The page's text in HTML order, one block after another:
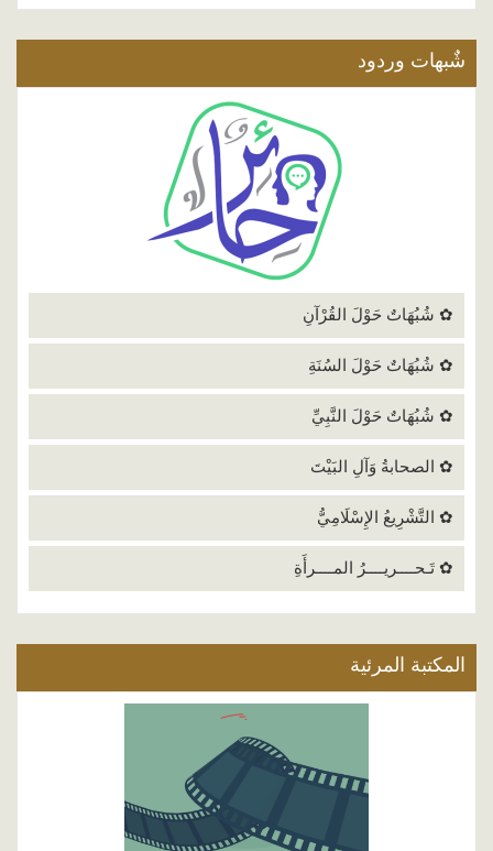
شٌبهات وردود
✿ شُبُهَاتٌ حَوْلَ القُرْآنِ
✿ شُبُهَاتٌ حَوْلَ السُنَةِ
✿ شُبُهَاتٌ حَوْلَ النَّبِيِّ
✿ الصحابةُ وَآلِ البَيْتَ
✿ التَّشْرِيعُ الإِسْلَامِيُّ
✿ تَـحــــريــــرُ المــــرأَةِ
المكتبة المرئية